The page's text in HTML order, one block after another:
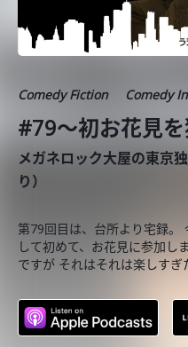
Comedy Fiction Comedy
#79〜初お花見
メガネロック大屋の東京
り）
第79回目は、台所より宅録。
して初めて、お花見に参加し
ですが それはそれは楽しすぎ